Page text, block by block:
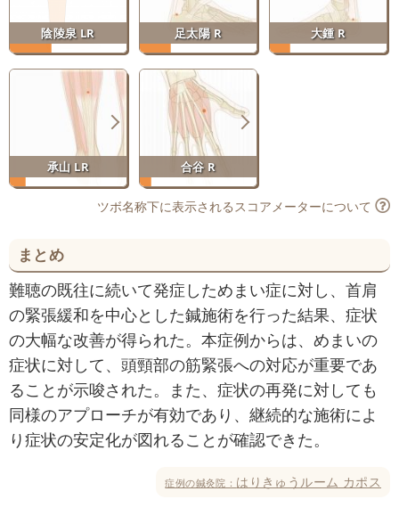
陰陵泉 LR 足太陽 R 大鍾 R
承山 LR 合谷 R
ツボ名称下に表示されるスコアメーターについて
まとめ
難聴の既往に続いて発症しためまい症に対し、首肩
の緊張緩和を中心とした鍼施術を行った結果、症状
の大幅な改善が得られた。本症例からは、めまいの
症状に対して、頭頸部の筋緊張への対応が重要であ
ることが示唆された。また、症状の再発に対しても
同様のアプローチが有効であり、継続的な施術によ
り症状の安定化が図れることが確認できた。
症例の鍼灸院： はりきゅうルーム カポス